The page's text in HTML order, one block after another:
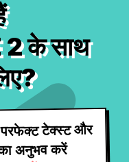
के साथ
टेक्स्ट और
का अनुभव करें